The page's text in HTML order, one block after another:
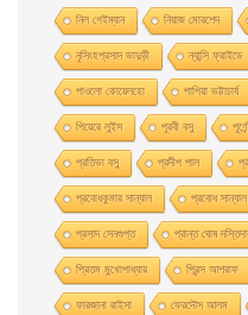
নিল গেইম্যান নিয়াজ মোরশেদ
নৃসিংহপ্রসাদ ভাদুড়ী ন্যান্সি ফ্রাইডে
পাওলাে কোয়েলহো পাপিয়া ভট্টাচার্য
পিয়েরে লুইস পূরবী বসু
প্রতিভা বসু প্রদীপ পাল
প্রবােধকুমার সান্যাল প্রবােধ সান্যাল
প্রসাদ সেনগুপ্ত প্রান্ত ঘোষ
প্রিতম মুখোপাধ্যায় প্রিন্স আশরাফ
ফারজানা রাইসা ফেরদৌস আলম